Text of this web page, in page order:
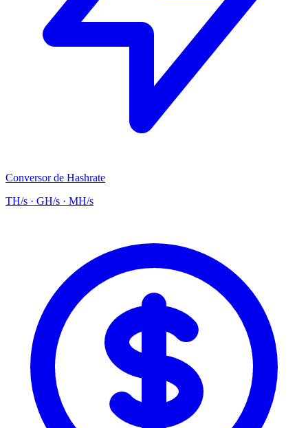
Conversor de Hashrate
TH/s · GH/s · MH/s